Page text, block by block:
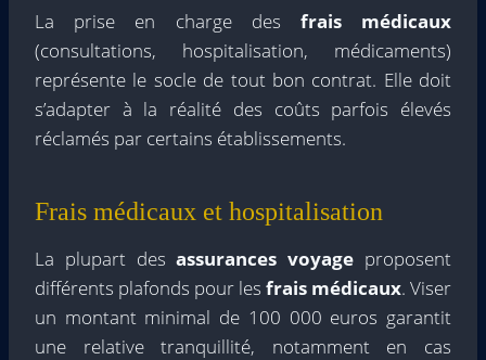
La prise en charge des frais médicaux
(consultations, hospitalisation, médicaments)
représente le socle de tout bon contrat. Elle doit
s’adapter à la réalité des coûts parfois élevés
réclamés par certains établissements.
Frais médicaux et hospitalisation
La plupart desassurances voyage proposent
différents plafonds pour les frais médicaux. Viser
un montant minimal de 100 000 euros garantit
une relative tranquillité, notamment en cas